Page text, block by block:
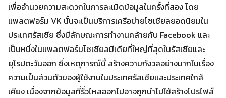
Search
for: Search
เพื่ออำนวยความสะดวกในการละเมิดข้อมูลในครั้งที่สอง โดย
แพลตฟอร์ม VK นั้นจะเป็นบริการเครือข่ายโซเชียลยอดนิยมใน
ประเทศรัสเซีย ซึ่งมีลักษณะการทำงานคล้ายกับ Facebook และ
เป็นหนึ่งในแพลตฟอร์มโซเชียลมีเดียที่ใหญ่ที่สุดในรัสเซียและ
ยุโรปตะวันออก ซึ่งเหตุการณ์นี้ สร้างความกังวลอย่างมากในเรื่อง
ความเป็นส่วนตัวของผู้ใช้งานในประเทศรัสเซียและประเทศใกล้
เคียง เนื่องจากข้อมูลที่รั่วไหลออกไปอาจถูกนำไปใช้สร้างโปรไฟล์